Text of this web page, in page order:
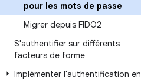
pour les mots de passe
Migrer depuis FIDO2
S'authentifier sur différents
facteurs de forme
Implémenter l'authentification en